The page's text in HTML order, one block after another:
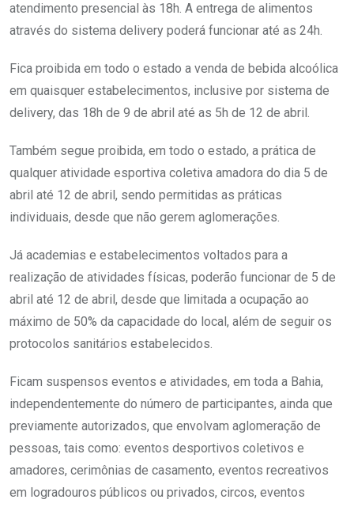
atendimento presencial às 18h. A entrega de alimentos
através do sistema delivery poderá funcionar até as 24h.
Fica proibida em todo o estado a venda de bebida alcoólica
em quaisquer estabelecimentos, inclusive por sistema de
delivery, das 18h de 9 de abril até as 5h de 12 de abril.
Também segue proibida, em todo o estado, a prática de
qualquer atividade esportiva coletiva amadora do dia 5 de
abril até 12 de abril, sendo permitidas as práticas
individuais, desde que não gerem aglomerações.
Já academias e estabelecimentos voltados para a
realização de atividades físicas, poderão funcionar de 5 de
abril até 12 de abril, desde que limitada a ocupação ao
máximo de 50% da capacidade do local, além de seguir os
protocolos sanitários estabelecidos.
Ficam suspensos eventos e atividades, em toda a Bahia,
independentemente do número de participantes, ainda que
previamente autorizados, que envolvam aglomeração de
pessoas, tais como: eventos desportivos coletivos e
amadores, cerimônias de casamento, eventos recreativos
em logradouros públicos ou privados, circos, eventos